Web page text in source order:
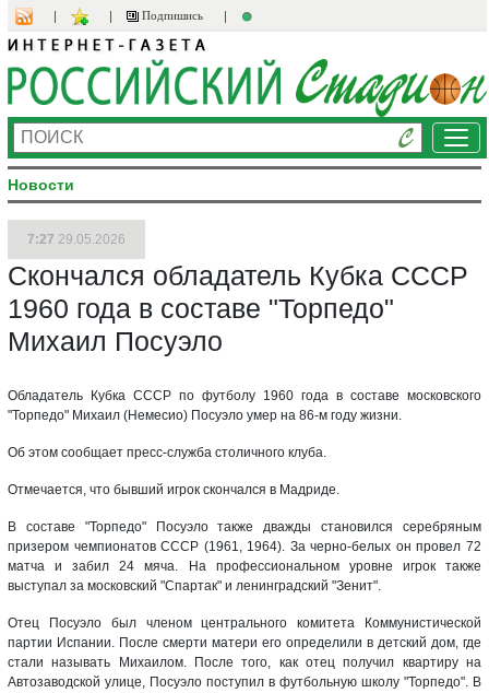
Подпишись
Новости
7:27 29.05.2026
Скончался обладатель Кубка СССР
1960 года в составе "Торпедо"
Михаил Посуэло
Обладатель Кубка СССР по футболу 1960 года в составе московского
"Торпедо" Михаил (Немесио) Посуэло умер на 86-м году жизни.
Об этом сообщает пресс-служба столичного клуба.
Отмечается, что бывший игрок скончался в Мадриде.
В составе "Торпедо" Посуэло также дважды становился серебряным
призером чемпионатов СССР (1961, 1964). За черно-белых он провел 72
матча и забил 24 мяча. На профессиональном уровне игрок также
выступал за московский "Спартак" и ленинградский "Зенит".
Отец Посуэло был членом центрального комитета Коммунистической
партии Испании. После смерти матери его определили в детский дом, где
стали называть Михаилом. После того, как отец получил квартиру на
Автозаводской улице, Посуэло поступил в футбольную школу "Торпедо". В